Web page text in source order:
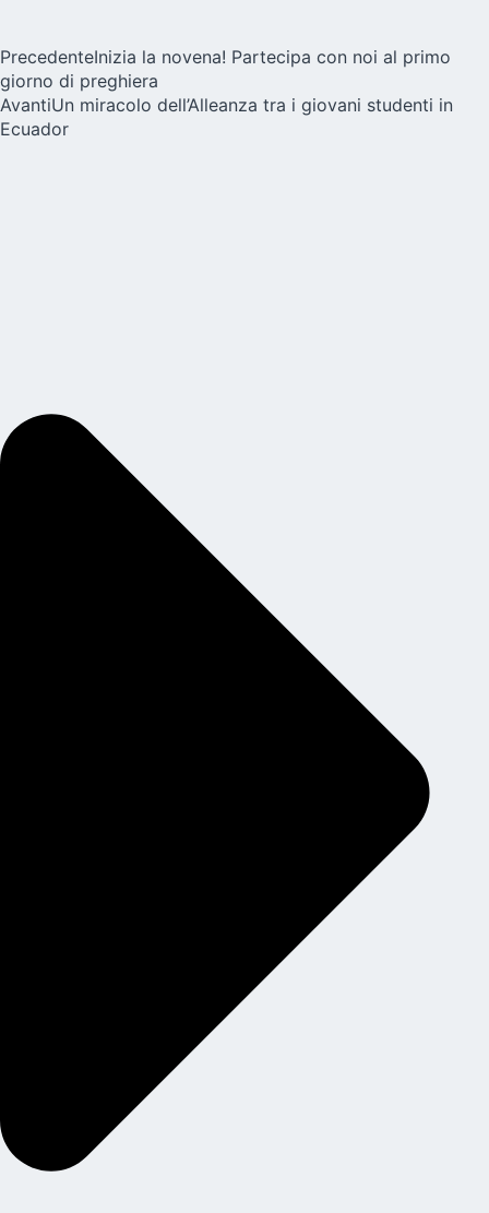
PrecedenteInizia la novena! Partecipa con noi al primo
giorno di preghiera
AvantiUn miracolo dell’Alleanza tra i giovani studenti in
Ecuador